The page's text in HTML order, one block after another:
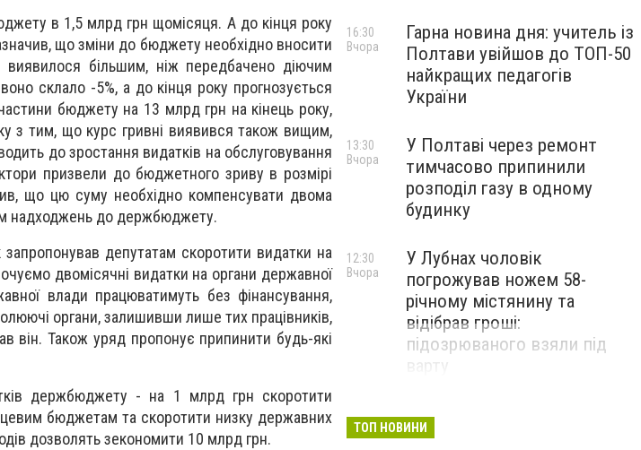
в 1,5 млрд грн щомісяця. А до кінця року
що зміни до бюджету необхідно вносити
більшим, ніж передбачено діючим
склало -5%, а до кінця року прогнозується
бюджету на 13 млрд грн на кінець року,
з тим, що курс гривні виявився також вищим,
до зростання видатків на обслуговування
призвели до бюджетного зриву в розмірі
що цю суму необхідно компенсувати двома
надходжень до держбюджету.
депутатам скоротити видатки на
двомісячні видатки на органи державної
влади працюватимуть без фінансування,
органи, залишивши лише тих працівників,
він. Також уряд пропонує припинити будь-які
держбюджету - на 1 млрд грн скоротити
бюджетам та скоротити низку державних
дозволять зекономити 10 млрд грн.
Гарна новина дня: учитель із
Полтави увійшов до ТОП-50
найкращих педагогів
України
16:30
Вчора
У Полтаві через ремонт
тимчасово припинили
розподіл газу в одному
будинку
13:30
Вчора
У Лубнах чоловік
погрожував ножем 58-
річному містянину та
відібрав гроші:
підозрюваного взяли під
12:30
Вчора
ТОП НОВИНИ